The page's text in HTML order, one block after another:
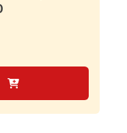
Gib den